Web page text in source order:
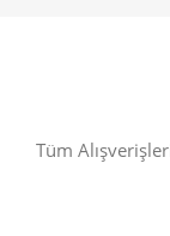
Tüm